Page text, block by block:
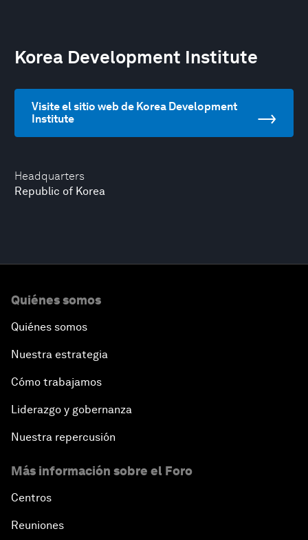
Headquarters
Republic of Korea
Korea Development Institute
Visite el sitio web de Korea Development
Institute
Quiénes somos
Quiénes somos
Nuestra estrategia
Cómo trabajamos
Liderazgo y gobernanza
Nuestra repercusión
Más información sobre el Foro
Centros
Reuniones